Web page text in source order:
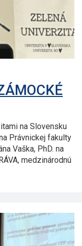
na Slovensku
Právnickej fakulty
Vaška, PhD. na
medzinárodnú